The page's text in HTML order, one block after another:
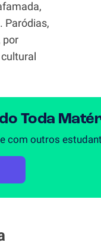
Paródias,
por
Toda
com outros